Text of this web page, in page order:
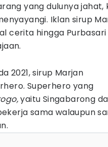
yang dulunya jahat,
Iklan sirup
cerita hingga
2021, sirup Marjan
Superhero yang
yaitu Singabarong
sama walaupun